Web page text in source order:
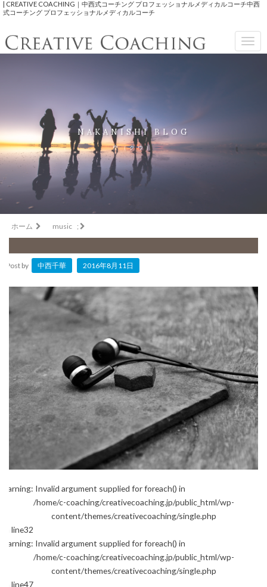
| CREATIVE COACHING｜中西式コーチング プロフェッショナルメディカルコーチ中西
式コーチング プロフェッショナルメディカルコーチ
NAKANISHI BLOG
空（クウ）
ホーム music ;
Post by 中西千華 2016年8月11日
Warning: Invalid argument supplied for foreach() in
/home/c-coaching/creativecoaching.jp/public_html/wp-
content/themes/creativecoaching/single.php
on line32
Warning: Invalid argument supplied for foreach() in
/home/c-coaching/creativecoaching.jp/public_html/wp-
content/themes/creativecoaching/single.php
on line47